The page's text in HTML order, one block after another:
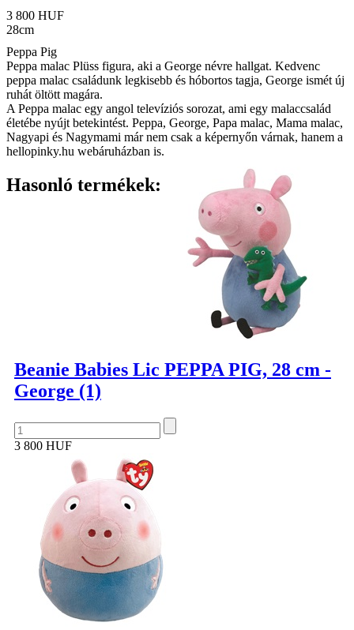
3 800 HUF
28cm
Peppa Pig
Peppa malac Plüss figura, aki a George névre hallgat. Kedvenc
peppa malac családunk legkisebb és hóbortos tagja, George ismét új
ruhát öltött magára.
A Peppa malac egy angol televíziós sorozat, ami egy malaccsalád
életébe nyújt betekintést. Peppa, George, Papa malac, Mama malac,
Nagyapi és Nagymami már nem csak a képernyőn várnak, hanem a
hellopinky.hu webáruházban is.
Hasonló termékek:
Beanie Babies Lic PEPPA PIG, 28 cm -
George (1)
3 800 HUF